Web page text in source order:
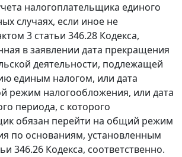
налогоплательщика единого
случаях, если иное не
3 статьи 346.28 Кодекса,
в заявлении дата прекращения
деятельности, подлежащей
единым налогом, или дата
режим налогообложения, или дата
периода, с которого
обязан перейти на общий режим
по основаниям, установленным
346.26 Кодекса, соответственно.